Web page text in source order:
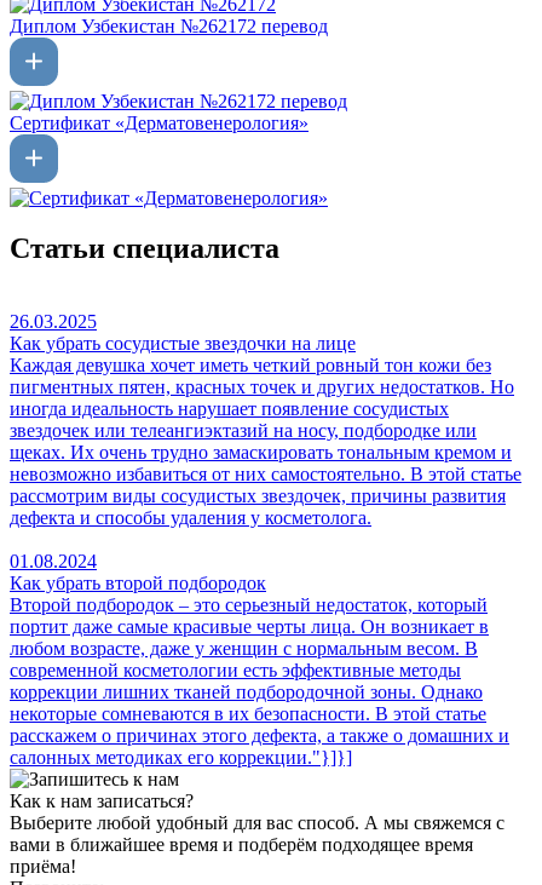
Диплом Узбекистан №262172 перевод
Сертификат «Дерматовенерология»
Статьи специалиста
26.03.2025
Как убрать сосудистые звездочки на лице
Каждая девушка хочет иметь четкий ровный тон кожи без
пигментных пятен, красных точек и других недостатков. Но
иногда идеальность нарушает появление сосудистых
звездочек или телеангиэктазий на носу, подбородке или
щеках. Их очень трудно замаскировать тональным кремом и
невозможно избавиться от них самостоятельно. В этой статье
рассмотрим виды сосудистых звездочек, причины развития
дефекта и способы удаления у косметолога.
01.08.2024
Как убрать второй подбородок
Второй подбородок – это серьезный недостаток, который
портит даже самые красивые черты лица. Он возникает в
любом возрасте, даже у женщин с нормальным весом. В
современной косметологии есть эффективные методы
коррекции лишних тканей подбородочной зоны. Однако
некоторые сомневаются в их безопасности. В этой статье
расскажем о причинах этого дефекта, а также о домашних и
салонных методиках его коррекции."}]}]
Как к нам записаться?
Выберите любой удобный для вас способ. А мы свяжемся с
вами в ближайшее время и подберём подходящее время
приёма!